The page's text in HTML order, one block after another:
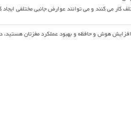
کار می کنند و می توانند عوارض جانبی مختلفی ایجاد
افزایش هوش و حافظه و بهبود عملکرد مغزتان